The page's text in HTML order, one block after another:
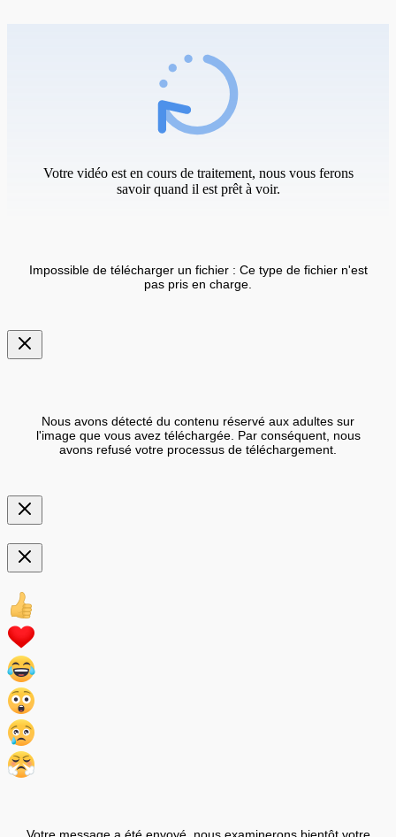
Votre vidéo est en cours de traitement, nous vous ferons
savoir quand il est prêt à voir.
Impossible de télécharger un fichier : Ce type de fichier n'est
pas pris en charge.
Nous avons détecté du contenu réservé aux adultes sur
l'image que vous avez téléchargée. Par conséquent, nous
avons refusé votre processus de téléchargement.